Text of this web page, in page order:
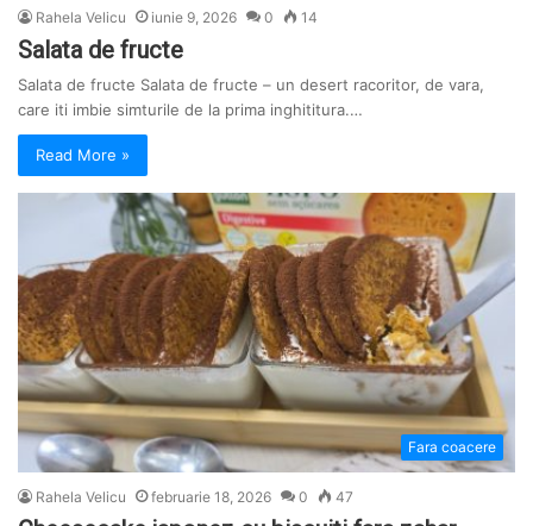
Rahela Velicu iunie 9, 2026 0 14
Salata de fructe
Salata de fructe Salata de fructe – un desert racoritor, de vara,
care iti imbie simturile de la prima inghititura.…
Read More »
Fara coacere
Rahela Velicu februarie 18, 2026 0 47